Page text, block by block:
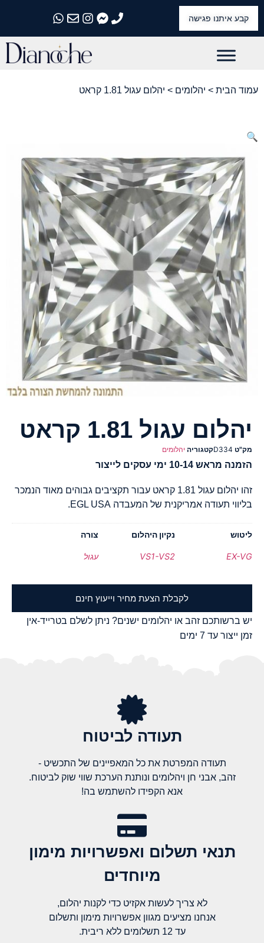
קבע איתנו פגישה
התקשרו אלינו
התקשרו אלינו
התקשרו אלינו
התקשרו אלינו
התקשרו אלינו
עמוד הבית > יהלומים > יהלום עגול 1.81 קראט
🔍
יהלום עגול 1.81 קראט
מק"ט D334קטגוריה יהלומים
הזמנה מראש 10-14 ימי עסקים לייצור
זהו יהלום עגול 1.81 קראט עבור תקציבים גבוהים מאוד הנמכר
בליווי תעודה אמריקנית של המעבדה EGL USA.
ליטוש
EX-VG
נקיון היהלום
VS1-VS2
צורה
עגול
לקבלת הצעת מחיר וייעוץ חינם
יש ברשותכם זהב או יהלומים ישנים? ניתן לשלם בטרייד-אין
זמן ייצור עד 7 ימים
תעודה לביטוח
תעודה המפרטת את כל המאפיינים של התכשיט -
זהב, אבני חן ויהלומים ונותנת הערכת שווי שוק לביטוח.
אנא הקפידו להשתמש בה!
תנאי תשלום ואפשרויות מימון
מיוחדים
לא צריך לעשות אקזיט כדי לקנות יהלום,
אנחנו מציעים מגוון אפשרויות מימון ותשלום
עד 12 תשלומים ללא ריבית.